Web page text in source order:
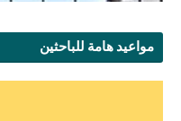
مواعيد هامة للباحثين